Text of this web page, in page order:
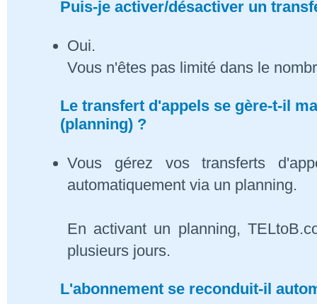
Puis-je activer/désactiver un
Oui.
Vous n'êtes pas limité dans le
Le transfert d'appels se gère-t-il
(planning) ?
Vous gérez vos transferts
automatiquement via un planning.
En activant un planning,
plusieurs jours.
L'abonnement se reconduit-il